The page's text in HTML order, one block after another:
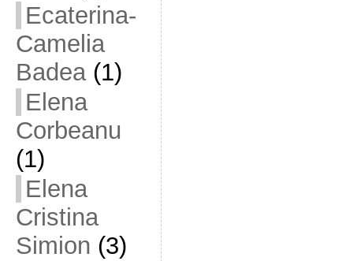
Ecaterina-
Camelia
Badea(1)
Elena
Corbeanu
(1)
Elena
Cristina
Simion (3)